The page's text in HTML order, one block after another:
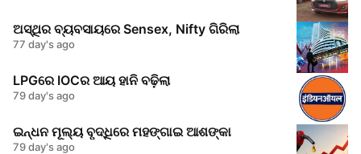
ଅସ୍ଥିର ବ୍ୟବସାୟରେ Sensex, Nifty ଗିରିଲା
77 day's ago
LPGରେ IOCର ଆୟ ହାନି ବଢ଼ିଲା
79 day's ago
ଇନ୍ଧନ ମୂଲ୍ୟ ବୃଦ୍ଧିରେ ମହଙ୍ଗାଇ ଆଶଙ୍କା
79 day's ago